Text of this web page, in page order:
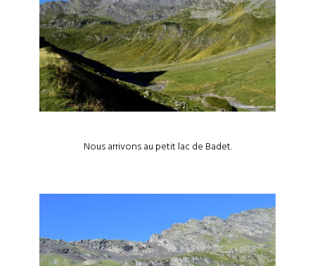
Nous arrivons au petit lac de Badet.